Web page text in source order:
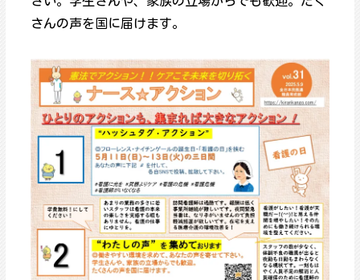
さんの声を国に届けます。